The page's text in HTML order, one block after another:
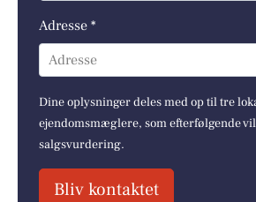
Adresse *
Adresse
Dine oplysninger deles med op til tre
ejendomsmæglere, som efterfølgende
salgsvurdering.
Bliv kontaktet